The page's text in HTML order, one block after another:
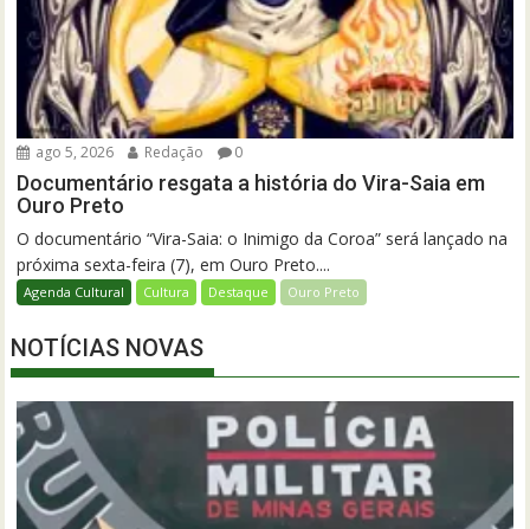
ago 5, 2026 Redação 0
Documentário resgata a história do Vira-Saia em
Ouro Preto
O documentário “Vira-Saia: o Inimigo da Coroa” será lançado na
próxima sexta-feira (7), em Ouro Preto....
Agenda Cultural Cultura Destaque Ouro Preto
NOTÍCIAS NOVAS